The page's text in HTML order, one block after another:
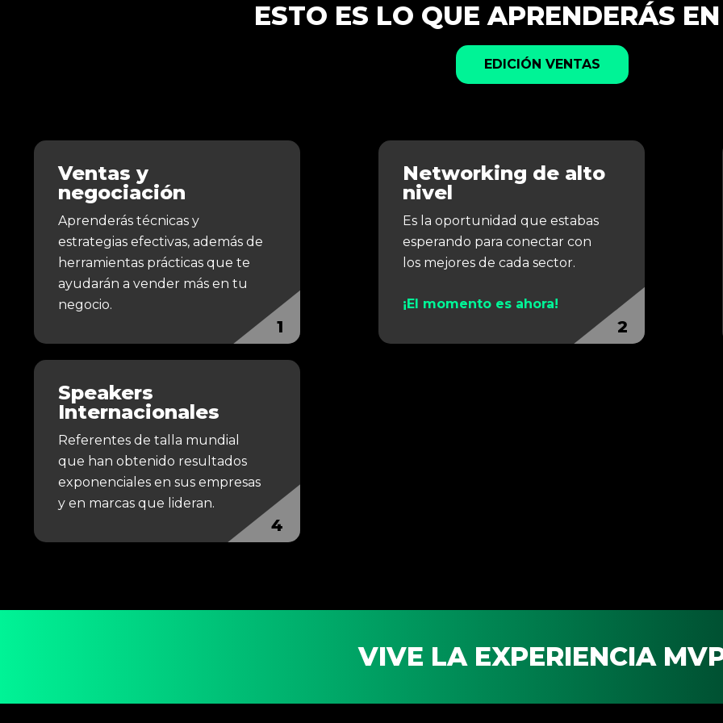
ESTO ES LO QUE APRENDERÁS
EDICIÓN VENTAS
Ventas y
negociación
Aprenderás técnicas y
estrategias efectivas, además de
herramientas prácticas que te
ayudarán a vender más en tu
negocio.
1
Networking de alto
nivel
Es la oportunidad que estabas
esperando para conectar con
los mejores de cada sector.
¡El momento es ahora!
2
Speakers
Internacionales
Referentes de talla mundial
que han obtenido resultados
exponenciales en sus empresas
y en marcas que lideran.
4
VIVE LA EXPERIENCIA